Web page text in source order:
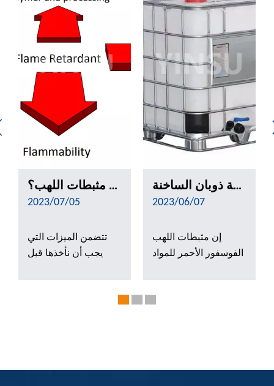
كيف تختار مثبطات اللهب؟
2023/07/05
تتضمن الميزات التي
يجب أن نأخذها قبل
مثبطات لهب الفوسفور الأحمر في تطبيق المواد اللاصقة ذوبان الساخنة
2023/06/07
إن مثبطات اللهب
الفوسفور الأحمر للمواد